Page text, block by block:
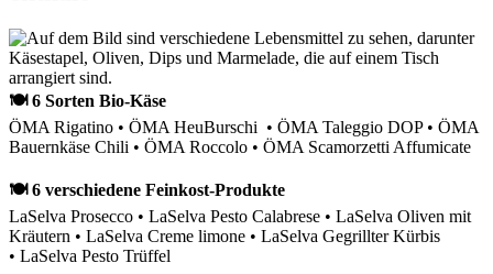
🍽 6 Sorten Bio-Käse
ÖMA Rigatino • ÖMA HeuBurschi • ÖMA Taleggio DOP • ÖMA
Bauernkäse Chili • ÖMA Roccolo • ÖMA Scamorzetti Affumicate
🍽 6 verschiedene Feinkost-Produkte
LaSelva Prosecco • LaSelva Pesto Calabrese • LaSelva Oliven mit
Kräutern • LaSelva Creme limone • LaSelva Gegrillter Kürbis
• LaSelva Pesto Trüffel